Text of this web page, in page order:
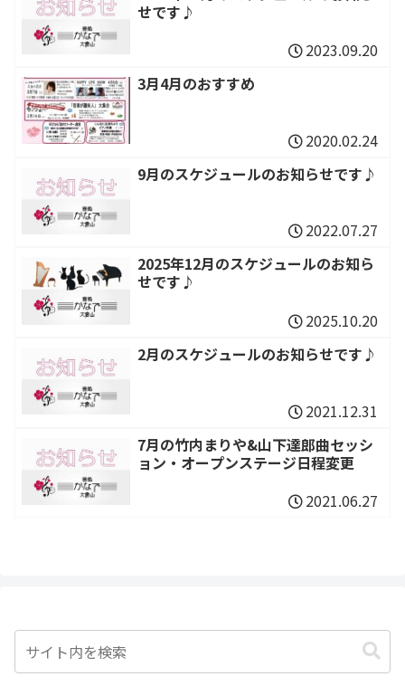
せです♪
2023.09.20
3月4月のおすすめ
2020.02.24
9月のスケジュールのお知らせです♪
2022.07.27
2025年12月のスケジュールのお知ら
せです♪
2025.10.20
2月のスケジュールのお知らせです♪
2021.12.31
7月の竹内まりや&山下達郎曲セッシ
ョン・オープンステージ日程変更
2021.06.27